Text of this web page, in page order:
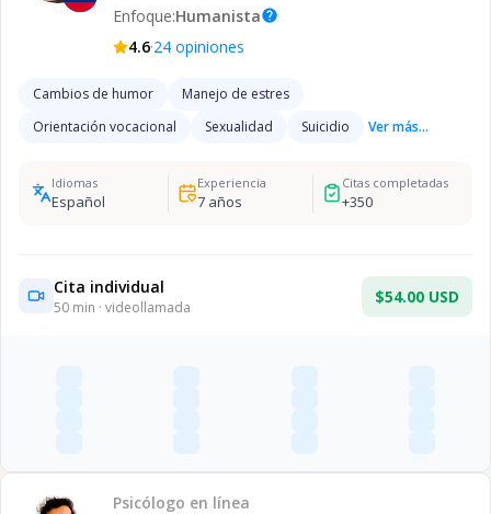
Enfoque:Humanistahelp
4.6·24 opiniones
Cambios de humor
Manejo de estres
Orientación vocacional
Sexualidad Suicidio Ver más...
Idiomas
Español
Experiencia
7años
Citas completadas
+350
Cita individual
50 min · videollamada
$54.00 USD
Psicólogo en línea